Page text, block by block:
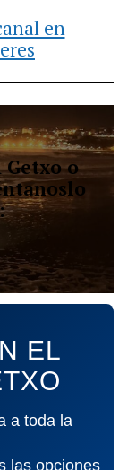
en
Getxo o
EL
a toda la
las opciones